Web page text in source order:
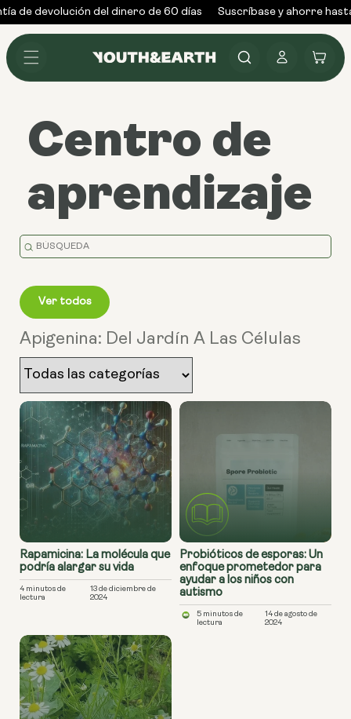
Ir al
contenido
de devolución del dinero de 60 días Suscríbase y ahorre
ConectarseCarrito
Centro de
aprendizaje
Falta
traducción:
en.general.search.placeholder
Ver todos
Apigenina: Del Jardín A Las Células
Rapamicina: La molécula que
podría alargar su vida
4 minutos de
lectura
13 de diciembre de
2024
Probióticos de esporas: Un
enfoque prometedor para
ayudar a los niños con
autismo
5 minutos de
lectura
14 de agosto de
2024